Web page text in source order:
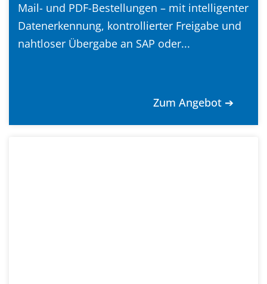
Mail- und PDF-Bestellungen – mit intelligenter
Datenerkennung, kontrollierter Freigabe und
nahtloser Übergabe an SAP oder...
Zum Angebot ➔